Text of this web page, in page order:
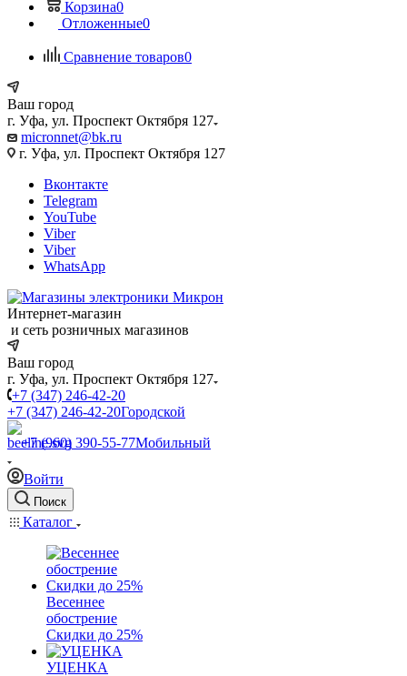
Корзина0
Отложенные0
Сравнение товаров0
Ваш город
г. Уфа, ул. Проспект Октября 127
micronnet@bk.ru
г. Уфа, ул. Проспект Октября 127
Вконтакте
Telegram
YouTube
Viber
Viber
WhatsApp
Интернет-магазин
и сеть розничных магазинов
Ваш город
г. Уфа, ул. Проспект Октября 127
+7 (347) 246-42-20
+7 (347) 246-42-20Городской
+7 (960) 390-55-77Мобильный
Войти
Поиск
Каталог
Весеннее
обострение
Скидки до 25%
УЦЕНКА